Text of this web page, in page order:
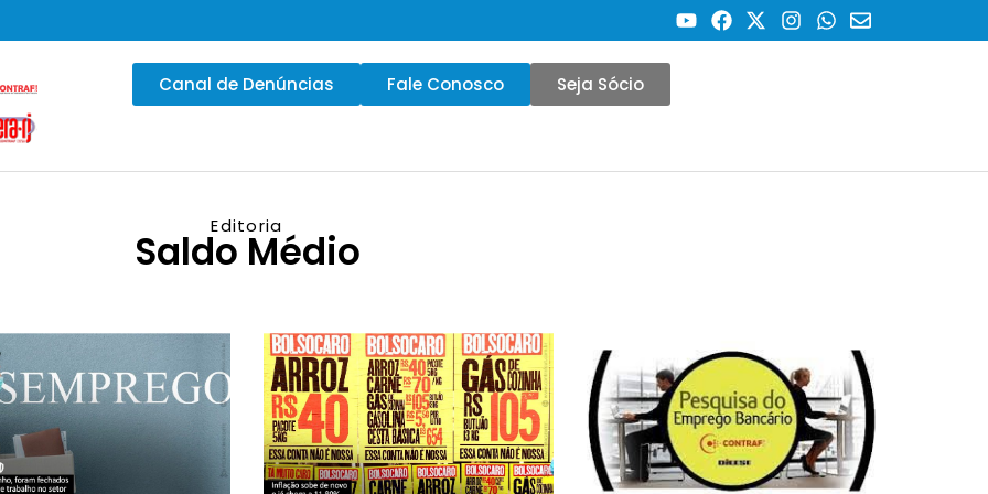
Canal de Denúncias Fale Conosco Seja Sócio
Editoria
Saldo Médio